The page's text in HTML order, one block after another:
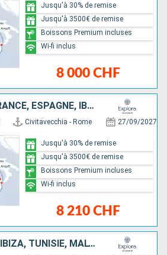
8 000 CHF
Jusqu'à 30% de remise
Jusqu'à 3500€ de remise
Boissons Premium incluses
Wi-fi inclus
ITALIE, MONACO, FRANCE, ESPAGNE, IBIZA, TUNISIE, MALTE
Civitavecchia - Rome 27/09/2027
8 210 CHF
Jusqu'à 30% de remise
Jusqu'à 3500€ de remise
Boissons Premium incluses
Wi-fi inclus
FRANCE, ESPAGNE, IBIZA, TUNISIE, MALTE, ITALIE